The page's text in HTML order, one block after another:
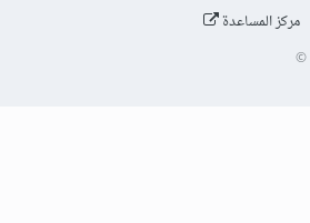
مركز المساعدة
©